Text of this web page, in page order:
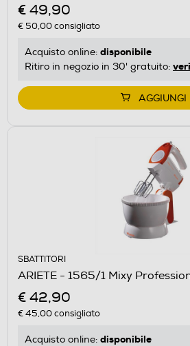
€ 49,90
€ 50,00consigliato
Acquisto online: disponibile
Ritiro in negozio in 30' gratuito:
AGGIUNGI
SBATTITORI
ARIETE - 1565/1 Mixy
€ 42,90
€ 45,00consigliato
Acquisto online: disponibile